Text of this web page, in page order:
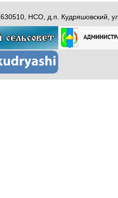
630510, НСО, д.п. Кудряшовский,